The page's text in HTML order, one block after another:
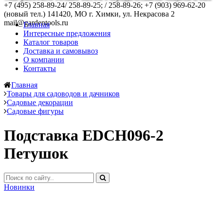
+7 (495) 258-89-24/ 258-89-25; / 258-89-26; +7 (903) 969-62-20
(новый тел.) 141420, МО г. Химки, ул. Некрасова 2
mail@gardentools.ru
Главная
Интересные предложения
Каталог товаров
Доставка и самовывоз
О компании
Контакты
Главная
Товары для садоводов и дачников
Садовые декорации
Садовые фигуры
Подставка EDCH096-2
Петушок
Новинки